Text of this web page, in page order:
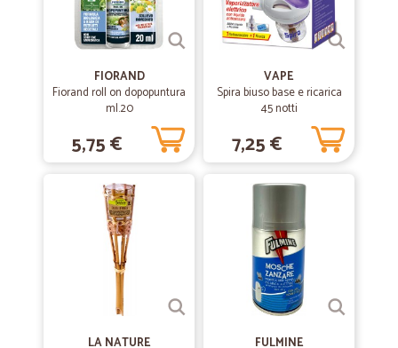
FIORAND
Fiorand roll on dopopuntura
ml.20
5,75 €
VAPE
Spira biuso base e ricarica
45 notti
7,25 €
LA NATURE
FULMINE